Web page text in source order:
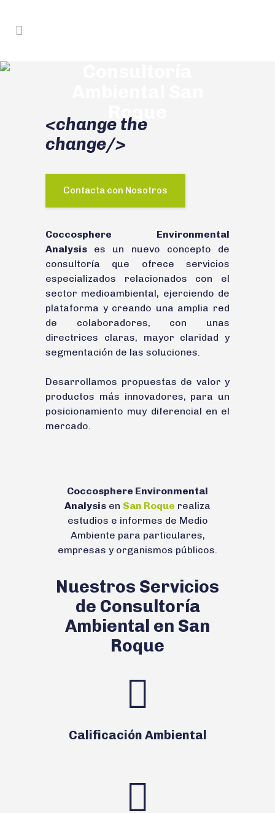
Roque
<change the
change/>
Contacta con Nosotros
Coccosphere Environmental
Analysis es un nuevo concepto de
consultoría que ofrece servicios
especializados relacionados con el
sector medioambiental, ejerciendo de
plataforma y creando una amplia red
de colaboradores, con unas
directrices claras, mayor claridad y
segmentación de las soluciones.
Desarrollamos propuestas de valor y
productos más innovadores, para un
posicionamiento muy diferencial en el
mercado.
Coccosphere Environmental
Analysis en San Roque realiza
estudios e informes de Medio
Ambiente para particulares,
empresas y organismos públicos.
Nuestros Servicios
de Consultoría
Ambiental en San
Roque
Calificación Ambiental